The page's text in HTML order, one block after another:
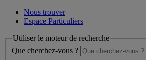
Nous trouver
Espace Particuliers
Utiliser le moteur de recherche
Que cherchez-vous ?